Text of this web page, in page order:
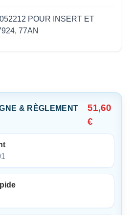
POUR INSERT ET
77AN
& RÈGLEMENT
51,60
€